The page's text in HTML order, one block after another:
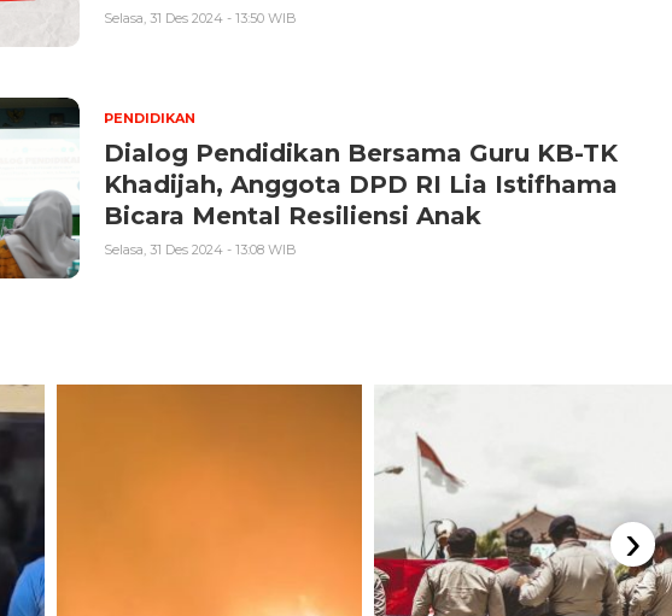
Selasa, 31 Des 2024 - 13:50 WIB
PENDIDIKAN
Dialog Pendidikan Bersama Guru KB-TK
Khadijah, Anggota DPD RI Lia Istifhama
Bicara Mental Resiliensi Anak
Selasa, 31 Des 2024 - 13:08 WIB
›